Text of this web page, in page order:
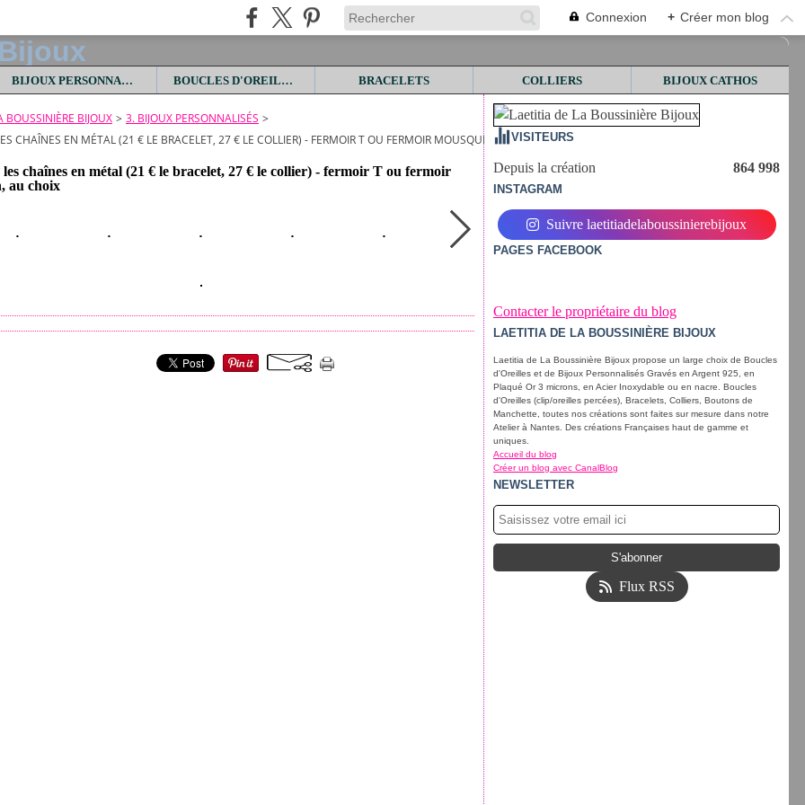
Connexion + Créer mon blog
BIJOUX PERSONNALISES BOUCLES D'OREILLES BRACELETS COLLIERS BIJOUX CATHOS
BOUSSINIÈRE BIJOUX > 3. BIJOUX PERSONNALISÉS >
CHAÎNES EN MÉTAL (21 € LE BRACELET, 27 € LE COLLIER) - FERMOIR T OU FERMOIR MOUSQUETON, AU CHOIX
chaînes en métal (21 € le bracelet, 27 € le collier) - fermoir T ou fermoir
au choix
VISITEURS
Depuis la création 864 998
INSTAGRAM
Suivre laetitiadelaboussinierebijoux
PAGES FACEBOOK
Contacter le propriétaire du blog
LAETITIA DE LA BOUSSINIÈRE BIJOUX
Laetitia de La Boussinière Bijoux propose un large choix de Boucles
d'Oreilles et de Bijoux Personnalisés Gravés en Argent 925, en
Plaqué Or 3 microns, en Acier Inoxydable ou en nacre. Boucles
d'Oreilles (clip/oreilles percées), Bracelets, Colliers, Boutons de
Manchette, toutes nos créations sont faites sur mesure dans notre
Atelier à Nantes. Des créations Françaises haut de gamme et
uniques.
Accueil du blog
Créer un blog avec CanalBlog
NEWSLETTER
Flux RSS